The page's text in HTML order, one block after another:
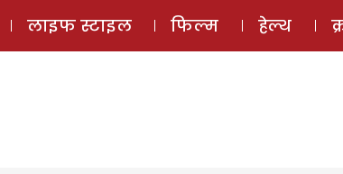
ई-मैगज़ीन
लाइफ स्टाइल फिल्म हेल्थ